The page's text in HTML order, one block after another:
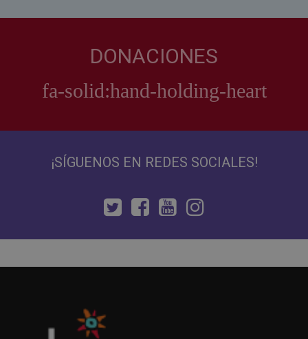
DONACIONES
¡SÍGUENOS EN REDES SOCIALES!